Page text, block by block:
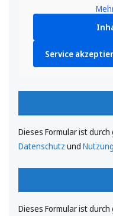
Service
Dieses Formular ist
Datenschutz und
Dieses Formular ist